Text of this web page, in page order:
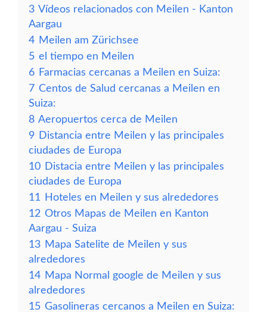
3 Vídeos relacionados con Meilen - Kanton
Aargau
4 Meilen am Zürichsee
5 el tiempo en Meilen
6 Farmacias cercanas a Meilen en Suiza:
7 Centos de Salud cercanas a Meilen en
Suiza:
8 Aeropuertos cerca de Meilen
9 Distancia entre Meilen y las principales
ciudades de Europa
10 Distacia entre Meilen y las principales
ciudades de Europa
11
Hoteles en Meilen y sus alrededores
12 Otros Mapas de Meilen en Kanton
Aargau - Suiza
13 Mapa Satelite de Meilen y sus
alrededores
14 Mapa Normal google de Meilen y sus
alrededores
15 Gasolineras cercanos a Meilen en Suiza: